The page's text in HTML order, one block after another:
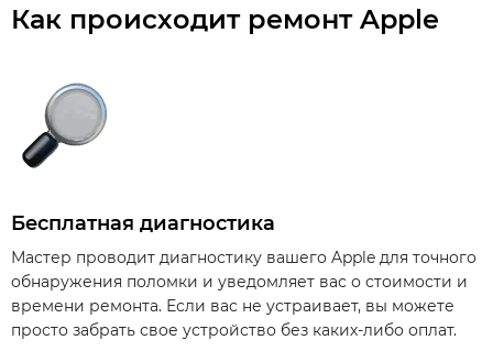
Как происходит ремонт Apple
Бесплатная диагностика
Мастер проводит диагностику вашего Apple для точного
обнаружения поломки и уведомляет вас о стоимости и
времени ремонта. Если вас не устраивает, вы можете
просто забрать свое устройство без каких-либо оплат.